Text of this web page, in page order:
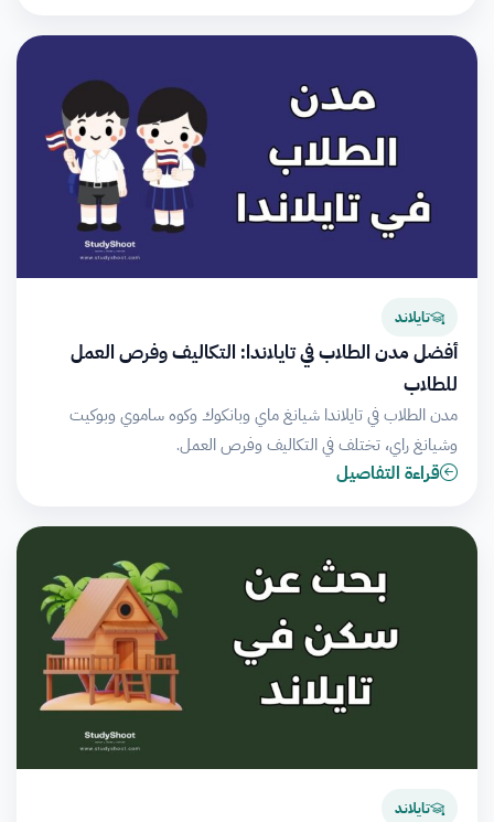
تايلاند
أفضل مدن الطلاب في تايلاندا: التكاليف وفرص العمل
للطلاب
مدن الطلاب في تايلاندا شيانغ ماي وبانكوك وكوه ساموي وبوكيت
وشيانغ راي، تختلف في التكاليف وفرص العمل.
قراءة التفاصيل
تايلاند